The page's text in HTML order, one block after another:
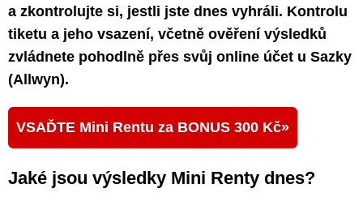
a zkontrolujte si, jestli jste dnes vyhráli. Kontrolu
tiketu a jeho vsazení, včetně ověření výsledků
zvládnete pohodlně přes svůj online účet u Sazky
(Allwyn).
VSAĎTE Mini Rentu za BONUS 300 Kč
Jaké jsou výsledky Mini Renty dnes?